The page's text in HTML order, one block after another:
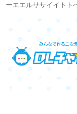
ーエエルササイイトト